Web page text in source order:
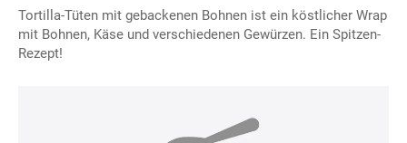
Tortilla-Tüten mit gebackenen Bohnen ist ein köstlicher Wrap
mit Bohnen, Käse und verschiedenen Gewürzen. Ein Spitzen-
Rezept!